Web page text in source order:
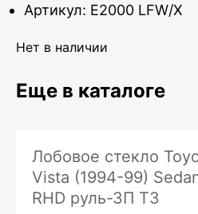
Артикул: E2000 LFW/X
Нет в наличии
Еще в каталоге
Лобовое стекло
Vista (1994-99)
RHD руль-ЗП ТЗ